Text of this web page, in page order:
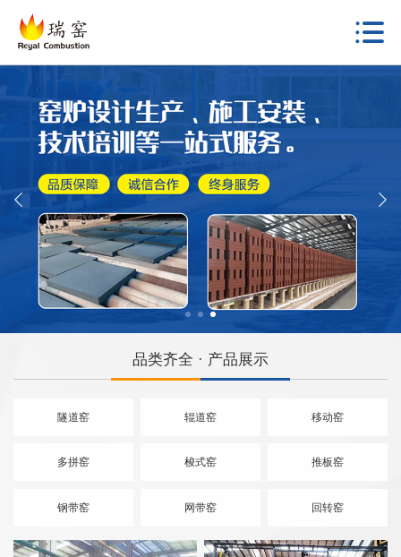
品类齐全 · 产品展示
隧道窑 辊道窑 移动窑
多拼窑 梭式窑 推板窑
钢带窑 网带窑 回转窑